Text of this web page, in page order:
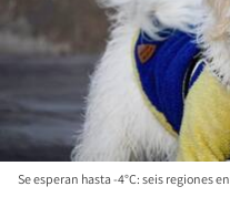
Se esperan hasta -4°C: seis regiones